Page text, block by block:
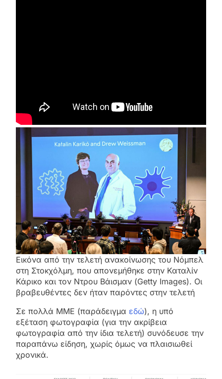
Εικόνα από την τελετή ανακοίνωσης του Νόμπελ
στη Στοκχόλμη, που απονεμήθηκε στην Καταλίν
Κάρικο και τον Ντρου Βάισμαν (Getty Images). Οι
βραβευθέντες δεν ήταν παρόντες στην τελετή
Σε πολλά ΜΜΕ (παράδειγμα εδώ), η υπό
εξέταση φωτογραφία (για την ακρίβεια
φωτογραφία από την ίδια τελετή) συνόδευσε την
παραπάνω είδηση, χωρίς όμως να πλαισιωθεί
χρονικά.